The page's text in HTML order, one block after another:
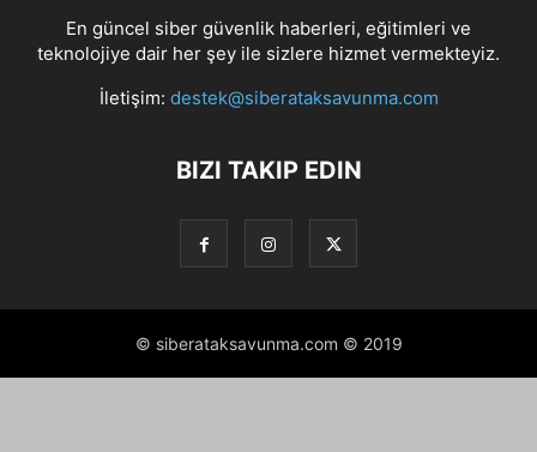
En güncel siber güvenlik haberleri, eğitimleri ve
teknolojiye dair her şey ile sizlere hizmet vermekteyiz.
İletişim: destek@siberataksavunma.com
BIZI TAKIP EDIN
© siberataksavunma.com © 2019